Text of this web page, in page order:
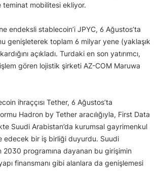
mobilitesi ekliyor.
endeksli stablecoin’i JPYC, 6 Ağustos’ta
genişleterek toplam 6 milyar yene (yaklaşık
açıkladı. Turdaki en son yatırımcı,
gören lojistik şirketi AZ-COM Maruwa
ihraççısı Tether, 6 Ağustos’ta
Hadron by Tether aracılığıyla, First Data
Suudi Arabistan’da kurumsal gayrimenkul
edecek bir iş birliği duyurdu. Suudi
2030 programına dayanan bu girişimin
finansmanı gibi alanlara da genişlemesi